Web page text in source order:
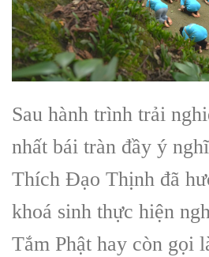
Sau hành trình trải
nhất bái tràn đầy ý
Thích Đạo Thịnh đã
khoá sinh thực hiện
Tắm Phật hay còn gọi